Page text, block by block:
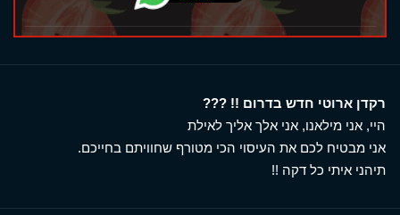
רקדן ארוטי חדש בדרום !! ???
היי, אני מילאנו, אני אלך אליך לאילת
אני מבטיח לכם את העיסוי הכי מטורף שחוויתם בחייכם.
תיהני איתי כל דקה !!